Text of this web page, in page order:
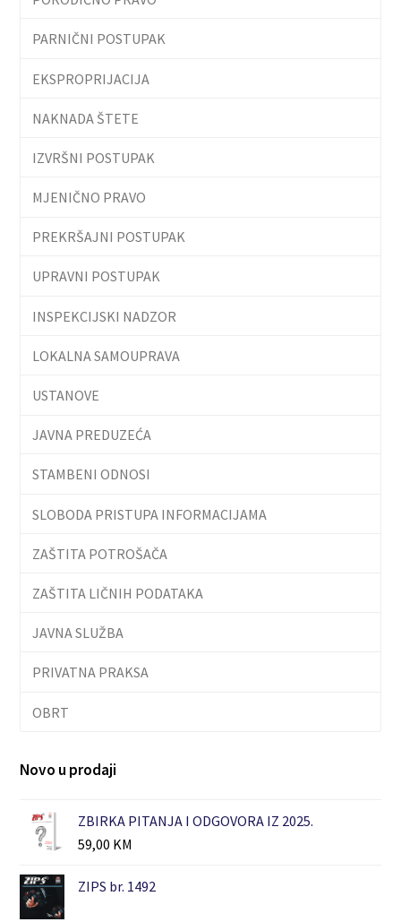
PARNIČNI POSTUPAK
EKSPROPRIJACIJA
NAKNADA ŠTETE
IZVRŠNI POSTUPAK
MJENIČNO PRAVO
PREKRŠAJNI POSTUPAK
UPRAVNI POSTUPAK
INSPEKCIJSKI NADZOR
LOKALNA SAMOUPRAVA
USTANOVE
JAVNA PREDUZEĆA
STAMBENI ODNOSI
SLOBODA PRISTUPA INFORMACIJAMA
ZAŠTITA POTROŠAČA
ZAŠTITA LIČNIH PODATAKA
JAVNA SLUŽBA
PRIVATNA PRAKSA
OBRT
Novo u prodaji
ZBIRKA PITANJA I ODGOVORA IZ 2025.
59,00 KM
ZIPS br. 1492